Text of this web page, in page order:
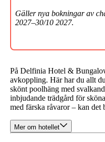
På Delfinia Hotel &
avkoppling. Här har du allt
skönt poolhäng med
inbjudande trädgård för
med färska råvaror – kan det
Mer om hotellet
Gäller nya bokningar av
2027–30/10 2027.